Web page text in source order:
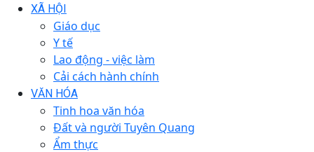
XÃ HỘI
Giáo dục
Y tế
Lao động - việc làm
Cải cách hành chính
VĂN HÓA
Tinh hoa văn hóa
Đất và người Tuyên Quang
Ẩm thực